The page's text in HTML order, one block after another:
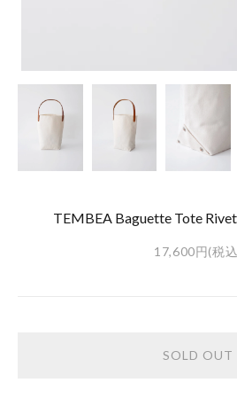
TEMBEA Baguette Tote
17,600円(税
SOLD OUT